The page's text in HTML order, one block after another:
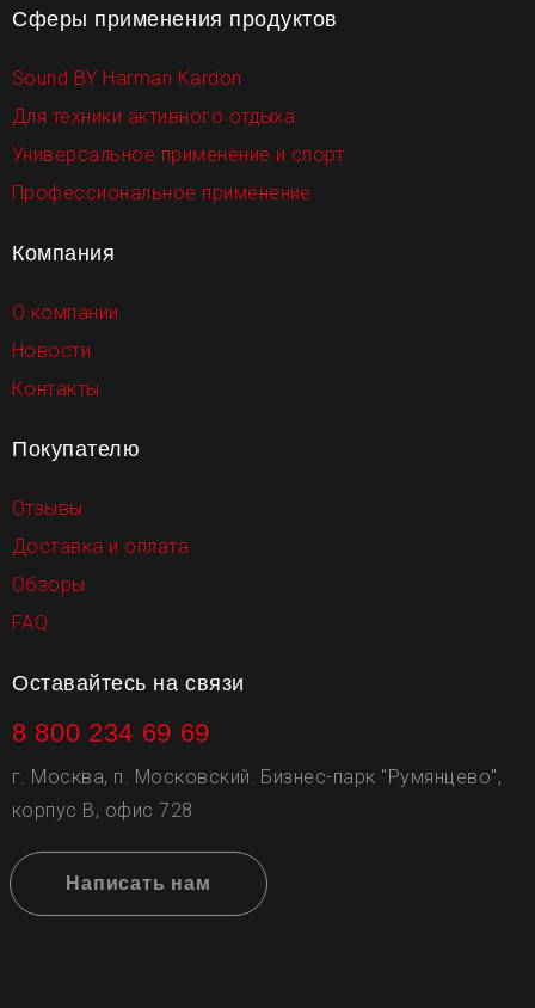
Сферы применения продуктов
Sound BY Harman Kardon
Для техники активного отдыха
Универсальное применение и спорт
Профессиональное применение
Компания
О компании
Новости
Контакты
Покупателю
Отзывы
Доставка и оплата
Обзоры
FAQ
Оставайтесь на связи
8 800 234 69 69
г. Москва, п. Московский. Бизнес-парк "Румянцево",
корпус В, офис 728
Написать нам